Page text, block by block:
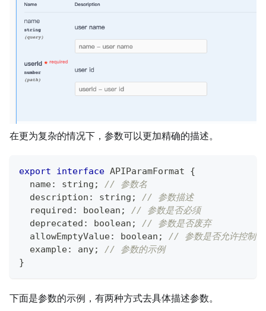
在更为复杂的情况下，参数可以更加精确的描述。
export interface APIParamFormat
{
  name
: string ;
// 参数名
  description
: string ;
// 参数描述
  required
: boolean ;
// 参数是否必须
  deprecated
: boolean ;
// 参数是否废弃
  allowEmptyValue
: boolean ;
// 参数是否允许控制
  example
: any;
// 参数的示例
}
下面是参数的示例，有两种方式去具体描述参数。